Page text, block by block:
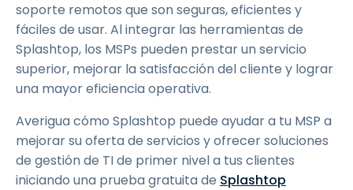
soporte remotos que son seguras, eficientes y
fáciles de usar. Al integrar las herramientas de
Splashtop, los MSPs pueden prestar un servicio
superior, mejorar la satisfacción del cliente y lograr
una mayor eficiencia operativa.
Averigua cómo Splashtop puede ayudar a tu MSP a
mejorar su oferta de servicios y ofrecer soluciones
de gestión de TI de primer nivel a tus clientes
iniciando una prueba gratuita de Splashtop